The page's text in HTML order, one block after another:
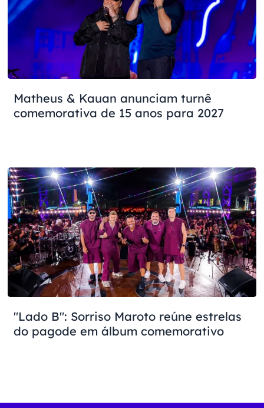
Matheus & Kauan anunciam turnê
comemorativa de 15 anos para 2027
"Lado B": Sorriso Maroto reúne estrelas
do pagode em álbum comemorativo